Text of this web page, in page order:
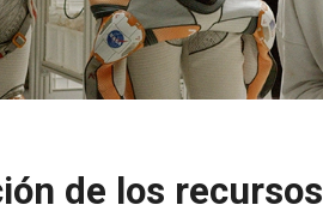
de los recursos